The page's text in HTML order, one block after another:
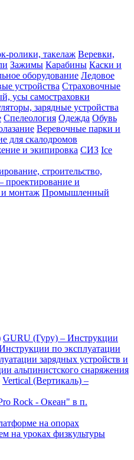
ролики, такелаж Веревки,
Зажимы Карабины Каски и
оборудование Ледовое
устройства Страховочные
усы самостраховки
зарядные устройства
Спелеология Одежда Обувь
Веревочные парки и
для скалодромов
и экипировка СИЗ Ice
строительство,
проектирование и
и монтаж Промышленный
GURU (Гуру) – Инструкции
по эксплуатации
зарядных устройств и
альпинистского снаряжения
Vertical (Вертикаль) –
Rock - Океан" в п.
на опорах
на уроках физкультуры